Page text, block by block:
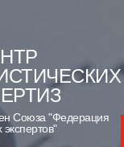
Союза "Федерация